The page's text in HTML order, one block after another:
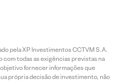
pela XP Investimentos CCTVM S.A.
com todas as exigências previstas na
fornecer informações que
própria decisão de investimento, não